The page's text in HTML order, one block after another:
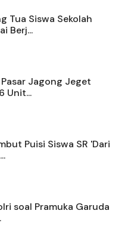
Tua Siswa Sekolah
Berj...
Jagong Jeget
Unit...
Puisi Siswa SR 'Dari
soal Pramuka Garuda